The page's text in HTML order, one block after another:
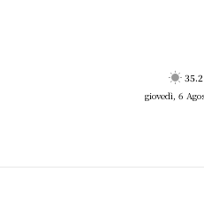
35.2
giovedì, 6